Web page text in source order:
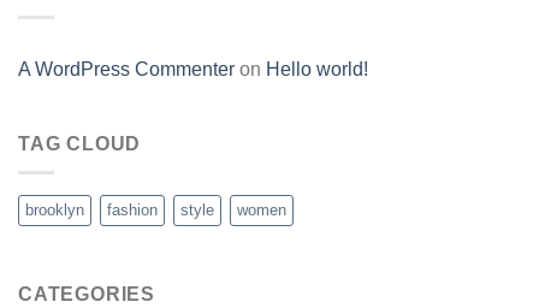
A WordPress Commenter on Hello world!
TAG CLOUD
brooklyn fashion style women
CATEGORIES